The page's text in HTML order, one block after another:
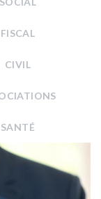
FISCAL
CIVIL
SANTÉ